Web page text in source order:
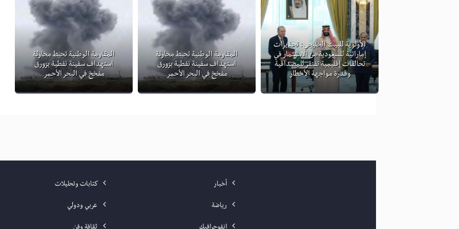
الأولوية للبيت الخليجي: تحذيرات
إماراتية للسعودية من الاستثمار في
تحالفات إقليمية تفتقر للمصداقية
وقدرة مواجهة الأخطار
المقاومة الوطنية تحبط محاولة
استهداف سفينة نفطية بزورق
مفخخ في البحر الأحمر
المقاومة الوطنية تحبط محاولة
استهداف سفينة نفطية بزورق
مفخخ في البحر الأحمر
أخبار كتابات وتحليلات
رياضة عربي ودولي